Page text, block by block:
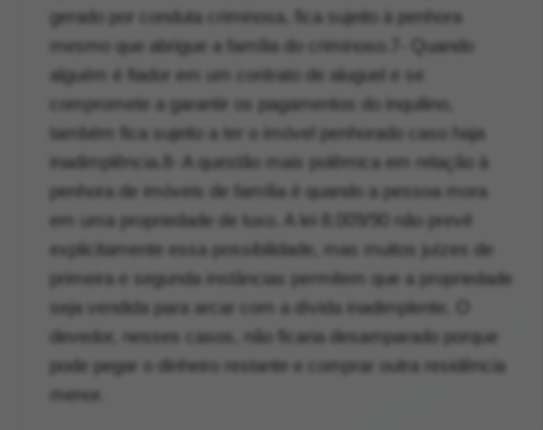
gerado por conduta criminosa, fica sujeito à penhora
mesmo que abrigue a família do criminoso.7- Quando
alguém é fiador em um contrato de aluguel e se
compromete a garantir os pagamentos do inquilino,
também fica sujeito a ter o imóvel penhorado caso haja
inadimplência.8- A questão mais polêmica em relação à
penhora de imóveis de família é quando a pessoa mora
em uma propriedade de luxo. A lei 8.009/90 não prevê
explicitamente essa possibilidade, mas muitos juízes de
primeira e segunda instâncias permitem que a propriedade
seja vendida para arcar com a dívida inadimplente. O
devedor, nesses casos, não ficaria desamparado porque
pode pegar o dinheiro restante e comprar outra residência
menor.